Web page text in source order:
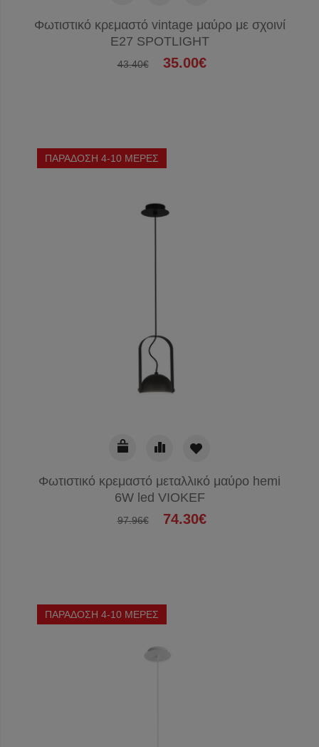
Φωτιστικό κρεμαστό vintage μαύρο με σχοινί
Ε27 SPOTLIGHT
43.40€ 35.00€
ΠΑΡΑΔΟΣΗ 4-10 ΜΕΡΕΣ
Φωτιστικό κρεμαστό μεταλλικό μαύρο hemi
6W led VIOKEF
97.96€ 74.30€
ΠΑΡΑΔΟΣΗ 4-10 ΜΕΡΕΣ